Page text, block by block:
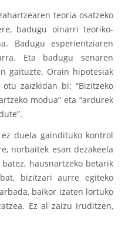
teoria osatzeko
badugu oinarri teoriko-
Badugu esperientziaren
Eta badugu senaren
gaituzte. Orain hipotesiak
zaizkidan bi: “Bizitzeko
modua” eta “ardurek
duela gaindituko kontrol
norbaitek esan dezakeela
hausnartzeko betarik
bizitzari aurre egiteko
baikor izaten lortuko
Ez al zaizu iruditzen,